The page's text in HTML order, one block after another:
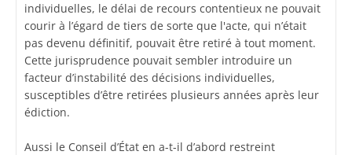
individuelles, le délai de recours contentieux ne pouvait
courir à l’égard de tiers de sorte que l'acte, qui n’était
pas devenu définitif, pouvait être retiré à tout moment.
Cette jurisprudence pouvait sembler introduire un
facteur d’instabilité des décisions individuelles,
susceptibles d’être retirées plusieurs années après leur
édiction.
Aussi le Conseil d’État en a-t-il d’abord restreint